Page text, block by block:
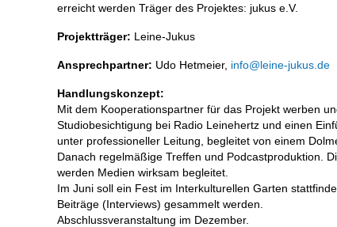
erreicht werden Träger des Projektes: jukus e.V.
Projektträger: Leine-Jukus
Ansprechpartner: Udo Hetmeier, info@leine-jukus.de
Handlungskonzept:
Mit dem Kooperationspartner für das Projekt werben
Studiobesichtigung bei Radio Leinehertz und einen
unter professioneller Leitung, begleitet von einem
Danach regelmäßige Treffen und Podcastproduktion.
werden Medien wirksam begleitet.
Im Juni soll ein Fest im Interkulturellen Garten
Beiträge (Interviews) gesammelt werden.
Abschlussveranstaltung im Dezember.